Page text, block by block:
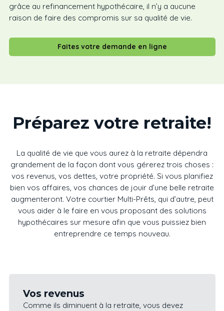
grâce au refinancement hypothécaire, il n’y a aucune
raison de faire des compromis sur sa qualité de vie.
Faites votre demande en ligne
Préparez votre retraite!
La qualité de vie que vous aurez à la retraite dépendra
grandement de la façon dont vous gérerez trois choses :
vos revenus, vos dettes, votre propriété. Si vous planifiez
bien vos affaires, vos chances de jouir d’une belle retraite
augmenteront. Votre courtier Multi-Prêts, qui d’autre, peut
vous aider à le faire en vous proposant des solutions
hypothécaires sur mesure afin que vous puissiez bien
entreprendre ce temps nouveau.
Vos revenus
Comme ils diminuent à la retraite, vous devez